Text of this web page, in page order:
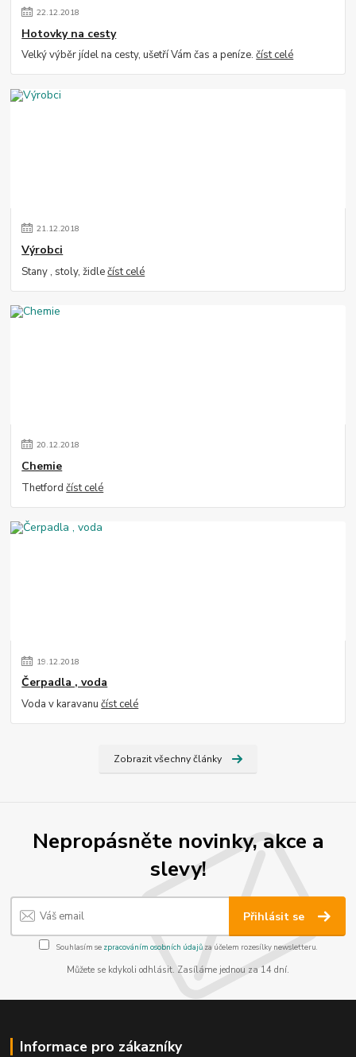
22.12.2018
Hotovky na cesty
Velký výběr jídel na cesty, ušetří Vám čas a peníze.číst celé
21.12.2018
Výrobci
Stany , stoly, židlečíst celé
20.12.2018
Chemie
Thetfordčíst celé
19.12.2018
Čerpadla , voda
Voda v karavanučíst celé
Zobrazit všechny články
Nepropásněte novinky, akce a
slevy!
Přihlásit se
Souhlasím se zpracováním osobních údajůza účelem rozesílky newsletteru.
Můžete se kdykoli odhlásit. Zasíláme jednou za 14 dní.
Informace pro zákazníky